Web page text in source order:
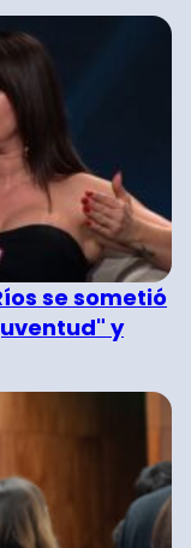
se sometió
y